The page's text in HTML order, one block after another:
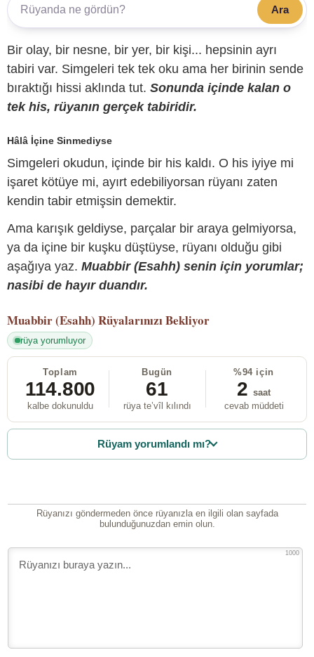
Ara
Bir olay, bir nesne, bir yer, bir kişi... hepsinin ayrı
tabiri var. Simgeleri tek tek oku ama her birinin sende
bıraktığı hissi aklında tut. Sonunda içinde kalan o
tek his, rüyanın gerçek tabiridir.
Hâlâ İçine Sinmediyse
Simgeleri okudun, içinde bir his kaldı. O his iyiye mi
işaret kötüye mi, ayırt edebiliyorsan rüyanı zaten
kendin tabir etmişsin demektir.
Ama karışık geldiyse, parçalar bir araya gelmiyorsa,
ya da içine bir kuşku düştüyse, rüyanı olduğu gibi
aşağıya yaz. Muabbir (Esahh) senin için yorumlar;
nasibi de hayır duandır.
Muabbir (Esahh) Rüyalarınızı Bekliyor
rüya yorumluyor
Toplam
114.800
kalbe dokunuldu
Bugün
61
rüya te’vîl kılındı
%94 için
2 saat
cevab müddeti
Rüyam yorumlandı mı?
Rüyanızı göndermeden önce rüyanızla en ilgili olan sayfada
bulunduğunuzdan emin olun.
1000